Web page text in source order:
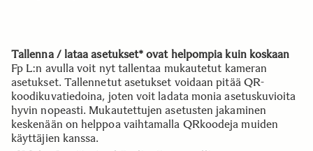
Tallenna / lataa asetukset* ovat helpompia kuin koskaan
Fp L:n avulla voit nyt tallentaa mukautetut kameran
asetukset. Tallennetut asetukset voidaan pitää QR-
koodikuvatiedoina, joten voit ladata monia asetuskuvioita
hyvin nopeasti. Mukautettujen asetusten jakaminen
keskenään on helppoa vaihtamalla QRkoodeja muiden
käyttäjien kanssa.